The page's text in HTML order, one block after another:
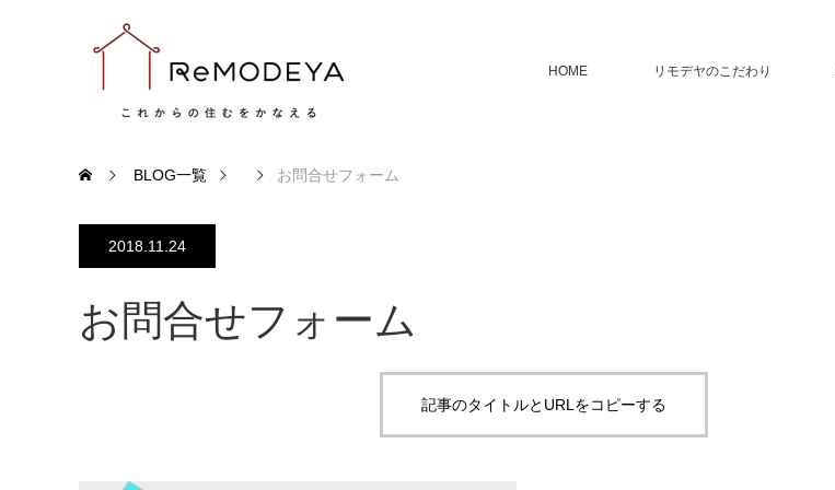
HOME リモデヤのこだわり
BLOG一覧 お問合せフォーム
2018.11.24
お問合せフォーム
記事のタイトルとURLをコピーする